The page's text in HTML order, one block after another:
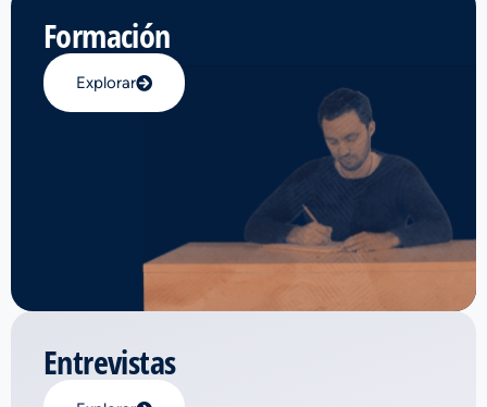
Formación
Explorar
Entrevistas